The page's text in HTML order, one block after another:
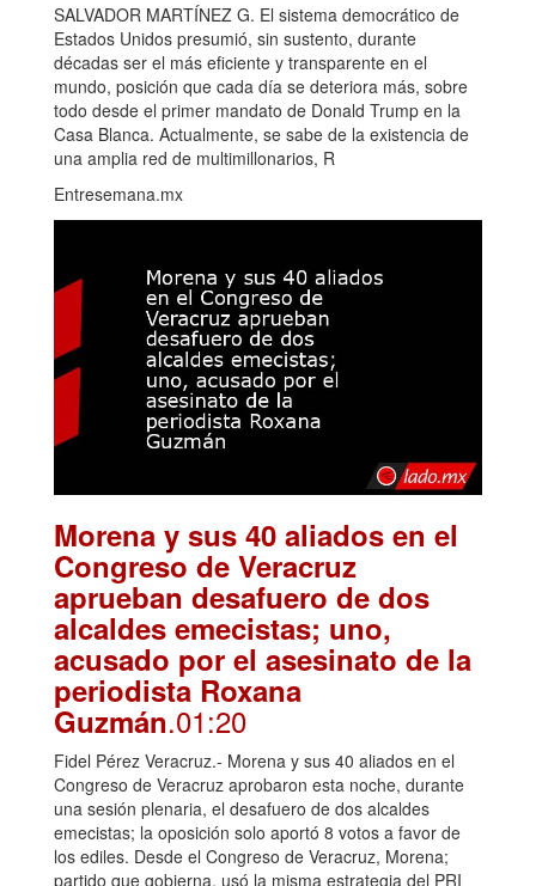
SALVADOR MARTÍNEZ G. El sistema democrático de
Estados Unidos presumió, sin sustento, durante
décadas ser el más eficiente y transparente en el
mundo, posición que cada día se deteriora más, sobre
todo desde el primer mandato de Donald Trump en la
Casa Blanca. Actualmente, se sabe de la existencia de
una amplia red de multimillonarios, R
Entresemana.mx
Morena y sus 40 aliados en el
Congreso de Veracruz
aprueban desafuero de dos
alcaldes emecistas; uno,
acusado por el asesinato de la
periodista Roxana
Guzmán.01:20
Fidel Pérez Veracruz.- Morena y sus 40 aliados en el
Congreso de Veracruz aprobaron esta noche, durante
una sesión plenaria, el desafuero de dos alcaldes
emecistas; la oposición solo aportó 8 votos a favor de
los ediles. Desde el Congreso de Veracruz, Morena;
partido que gobierna, usó la misma estrategia del PRI